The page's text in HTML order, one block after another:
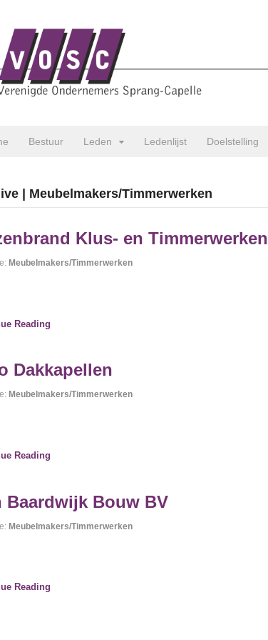
Bestuur Leden Ledenlijst Doelstelling
| Meubelmakers/Timmerwerken
Klus- en Timmerwerken
Meubelmakers/Timmerwerken
Reading
Dakkapellen
Meubelmakers/Timmerwerken
Reading
Baardwijk Bouw BV
Meubelmakers/Timmerwerken
Reading